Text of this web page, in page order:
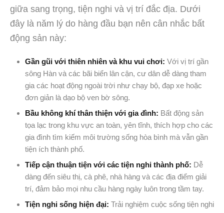
giữa sang trọng, tiện nghi và vị trí đắc địa. Dưới
đây là năm lý do hàng đầu bạn nên cân nhắc bất
động sản này:
Gần gũi với thiên nhiên và khu vui chơi: Với vị trí gần
sông Hàn và các bãi biển lân cận, cư dân dễ dàng tham
gia các hoạt động ngoài trời như chạy bộ, đạp xe hoặc
đơn giản là dạo bộ ven bờ sông.
Bầu không khí thân thiện với gia đình: Bất động sản
tọa lạc trong khu vực an toàn, yên tĩnh, thích hợp cho các
gia đình tìm kiếm môi trường sống hòa bình mà vẫn gần
tiện ích thành phố.
Tiếp cận thuận tiện với các tiện nghi thành phố: Dễ
dàng đến siêu thị, cà phê, nhà hàng và các địa điểm giải
trí, đảm bảo mọi nhu cầu hàng ngày luôn trong tầm tay.
Tiện nghi sống hiện đại: Trải nghiệm cuộc sống tiện nghi